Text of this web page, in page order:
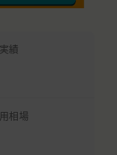
績
相場